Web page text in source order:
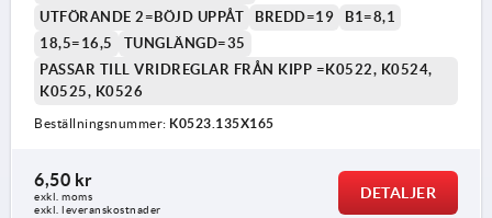
UTFÖRANDE 2=BÖJD UPPÅT
BREDD=19
B1=8,1
18,5=16,5
TUNGLÄNGD=35
PASSAR TILL VRIDREGLAR FRÅN KIPP =K0522, K0524,
K0525, K0526
Beställningsnummer: K0523.135X165
6,50 kr
exkl. moms
exkl. leveranskostnader
DETALJER